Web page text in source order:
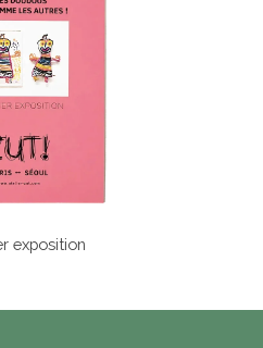
exposition